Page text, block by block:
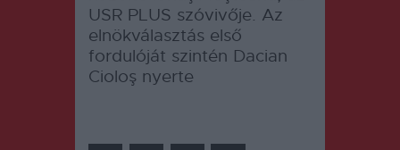
USR PLUS szóvivője. Az
elnökválasztás első
fordulóját szintén Dacian
Cioloş nyerte